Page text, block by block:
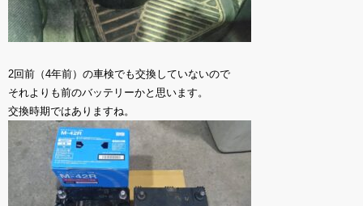
2回前（4年前）の車検でも交換していないので
それよりも前のバッテリーかと思います。
交換時期ではありますね。